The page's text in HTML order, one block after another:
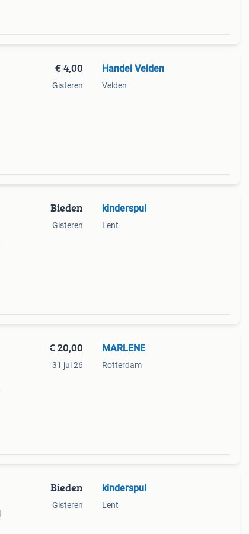
€ 4,00
Gisteren
Handel Velden
Velden
Bieden
Gisteren
kinderspul
Lent
€ 20,00
31 jul 26
MARLENE
Rotterdam
Bieden
Gisteren
kinderspul
Lent